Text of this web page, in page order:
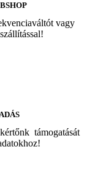
vagy
támogatását